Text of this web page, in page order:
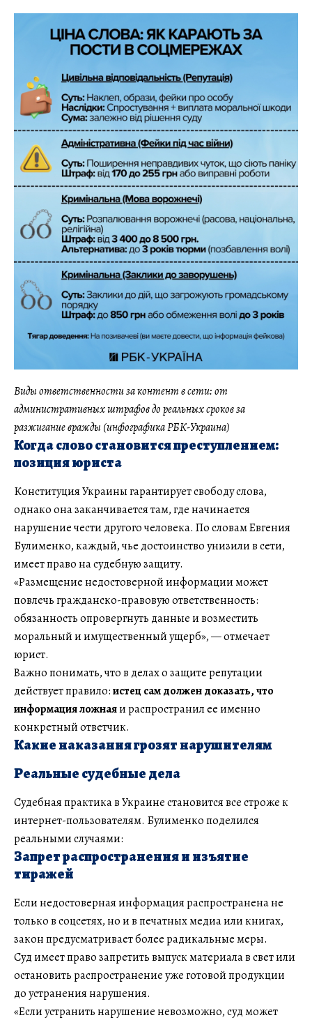
Виды ответственности за контент в сети: от
административных штрафов до реальных сроков за
разжигание вражды (инфографика РБК-Украина)
Когда слово становится преступлением:
позиция юриста
Конституция Украины гарантирует свободу слова,
однако она заканчивается там, где начинается
нарушение чести другого человека. По словам Евгения
Булименко, каждый, чье достоинство унизили в сети,
имеет право на судебную защиту.
«Размещение недостоверной информации может
повлечь гражданско-правовую ответственность:
обязанность опровергнуть данные и возместить
моральный и имущественный ущерб», — отмечает
юрист.
Важно понимать, что в делах о защите репутации
действует правило:истец сам должен доказать, что
информация ложнаяи распространил ее именно
конкретный ответчик.
Какие наказания грозят нарушителям
Реальные судебные дела
Судебная практика в Украине становится все строже к
интернет-пользователям. Булименко поделился
реальными случаями:
Запрет распространения и изъятие
тиражей
Если недостоверная информация распространена не
только в соцсетях, но и в печатных медиа или книгах,
закон предусматривает более радикальные меры.
Суд имеет право запретить выпуск материала в свет или
остановить распространение уже готовой продукции
до устранения нарушения.
«Если устранить нарушение невозможно, суд может